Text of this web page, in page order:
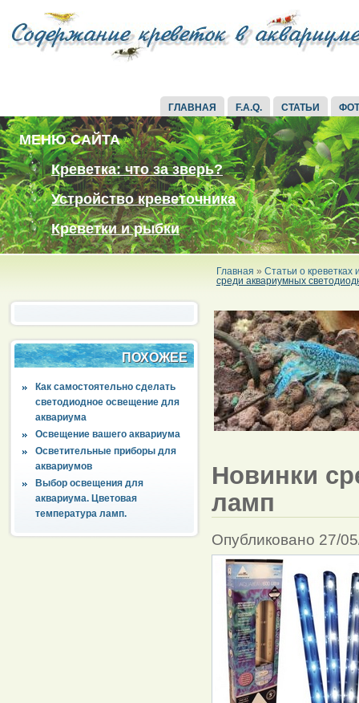
ГЛАВНАЯ F.A.Q. СТАТЬИ
МЕНЮ САЙТА
Креветка: что за зверь?
Устройство креветочника
Креветки и рыбки
Главная » Статьи о креветках
среди аквариумных
ПОХОЖЕЕ
Как самостоятельно сделать
светодиодное освещение для
аквариума
Освещение вашего аквариума
Осветительные приборы для
аквариумов
Выбор освещения для
аквариума. Цветовая
температура ламп.
Новинки
ламп
Опубликовано 27/